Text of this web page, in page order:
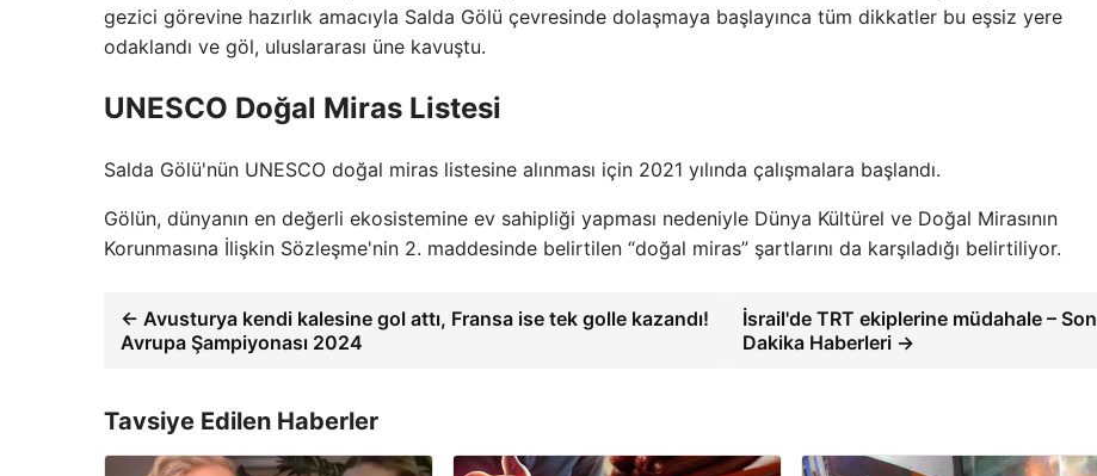
gezici görevine hazırlık amacıyla Salda Gölü çevresinde dolaşmaya başlayınca tüm dikkatler bu eşsiz yere
odaklandı ve göl, uluslararası üne kavuştu.
UNESCO Doğal Miras Listesi
Salda Gölü'nün UNESCO doğal miras listesine alınması için 2021 yılında çalışmalara başlandı.
Gölün, dünyanın en değerli ekosistemine ev sahipliği yapması nedeniyle Dünya Kültürel ve Doğal Mirasının
Korunmasına İlişkin Sözleşme'nin 2. maddesinde belirtilen “doğal miras” şartlarını da karşıladığı belirtiliyor.
← Avusturya kendi kalesine gol attı, Fransa ise tek golle kazandı!
Avrupa Şampiyonası 2024
İsrail'de TRT ekiplerine müdahale – Son
Dakika Haberleri →
Tavsiye Edilen Haberler